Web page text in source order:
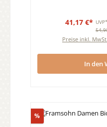
41,17 €*
Preise inkl.
In den
%Rabatt